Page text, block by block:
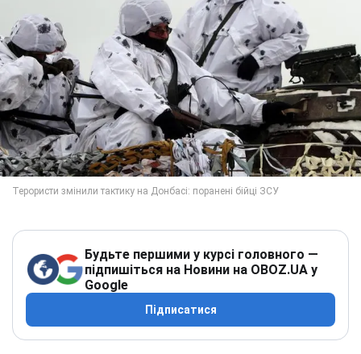
Будьте першими у курсі головного —
підпишіться на Новини на OBOZ.UA у
Google
Підписатися